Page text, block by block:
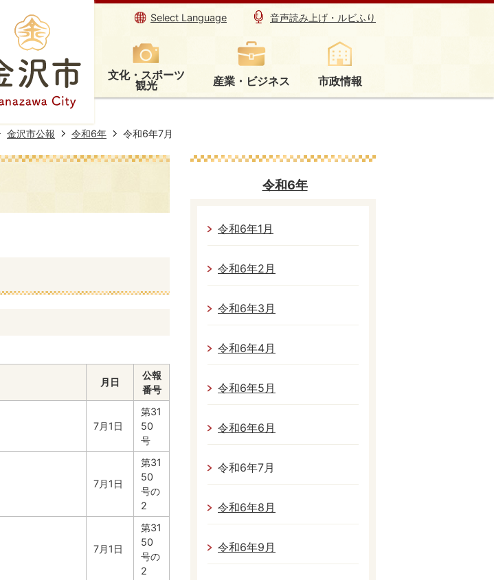
Select Language 音声読み上げ・ルビふり
文化・スポーツ
観光 産業・ビジネス 市政情報
金沢市公報 令和6年 令和6年7月
月日
公報
番号
7月1日
第31
50
号
7月1日
第31
50
号の
2
7月1日
第31
50
号の
2
令和6年
令和6年1月
令和6年2月
令和6年3月
令和6年4月
令和6年5月
令和6年6月
令和6年7月
令和6年8月
令和6年9月